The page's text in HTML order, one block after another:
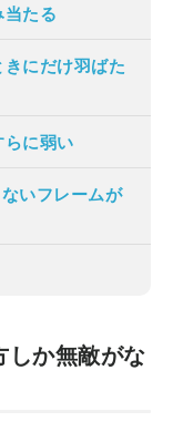
当たる
にだけ羽ばた
らに弱い
いフレームが
しか無敵がな